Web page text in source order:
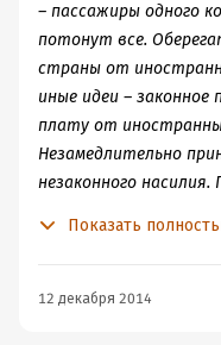
проявился и
борьбой за
безразличны.
– пассажиры одного
потонут все.
страны от
иные идеи –
плату от
Незамедлительно
незаконного насилия.
себя на гибель»[40].
Показать
12 декабря 2014